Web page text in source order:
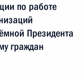
по работе
Президента
граждан